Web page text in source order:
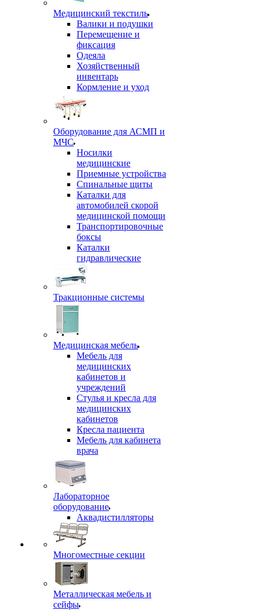
Медицинский текстиль
Валики и подушки
Перемещение и
фиксация
Одеяла
Хозяйственный
инвентарь
Кормление и уход
Оборудование для АСМП и
МЧС
Носилки
медицинские
Приемные устройства
Спинальные щиты
Каталки для
автомобилей скорой
медицинской помощи
Транспортировочные
боксы
Каталки
гидравлические
Тракционные системы
Медицинская мебель
Мебель для
медицинских
кабинетов и
учреждений
Стулья и кресла для
медицинских
кабинетов
Кресла пациента
Мебель для кабинета
врача
Лабораторное
оборудование
Аквадистилляторы
Многоместные секции
Металлическая мебель и
сейфы